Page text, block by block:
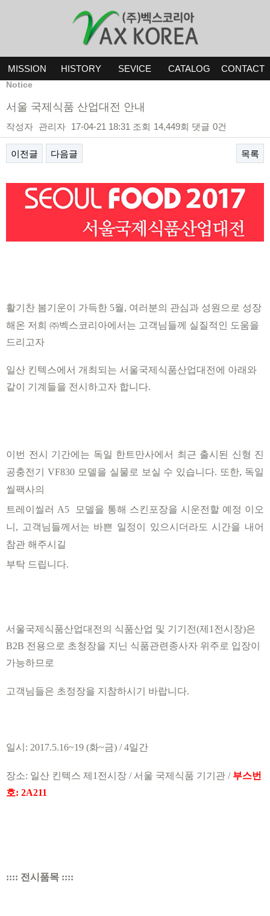
MISSION HISTORY SEVICE CATALOG CONTACT
Notice
서울 국제식품 산업대전 안내
작성자 관리자 17-04-21 18:31 조회 14,449회 댓글 0건
이전글 다음글 목록
본문
활기찬 봄기운이 가득한 5월, 여러분의 관심과 성원으로 성장
해온 저희 ㈜벡스코리아에서는 고객님들께 실질적인 도움을
드리고자
일산 킨텍스에서 개최되는 서울국제식품산업대전에 아래와
같이 기계들을 전시하고자 합니다.
이번 전시 기간에는 독일 한트만사에서 최근 출시된 신형 진
공충전기 VF830 모델을 실물로 보실 수 있습니다. 또한, 독일
씰팩사의
트레이씰러 A5 모델을 통해 스킨포장을 시운전할 예정 이오
니 , 고객님들께서는 바쁜 일정이 있으시더라도 시간을 내어
참관 해주시길
부탁 드립니다.
서울국제식품산업대전의 식품산업 및 기기전(제 1 전시장)은
B2B 전용으로 초청장을 지닌 식품관련종사자 위주로 입장이
가능하므로
고객님들은 초정장을 지참하시기 바랍니다.
일시: 2017.5.16~19 (화~금) / 4일간
장소: 일산 킨텍스 제1전시장 / 서울 국제식품 기기관 / 부스번
호: 2A211
:::: 전시품목 ::::